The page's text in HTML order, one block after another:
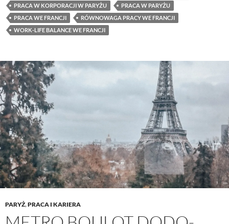
PRACA W KORPORACJI W PARYŻU
PRACA W PARYŻU
PRACA WE FRANCJI
RÓWNOWAGA PRACY WE FRANCJI
WORK-LIFE BALANCE WE FRANCJI
PARYŻ,PRACA I KARIERA